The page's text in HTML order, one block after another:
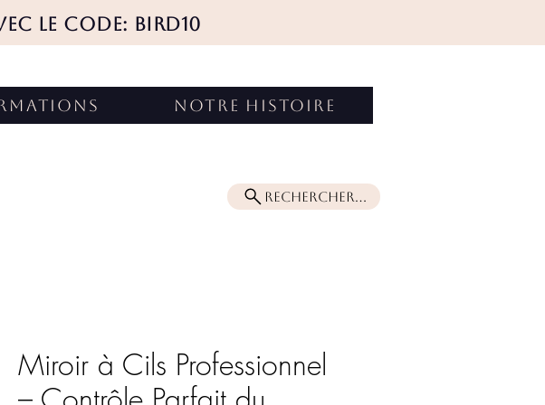
LE CODE: BIRD10
NOTRE HISTOIRE
Rechercher...
Miroir à Cils Professionnel